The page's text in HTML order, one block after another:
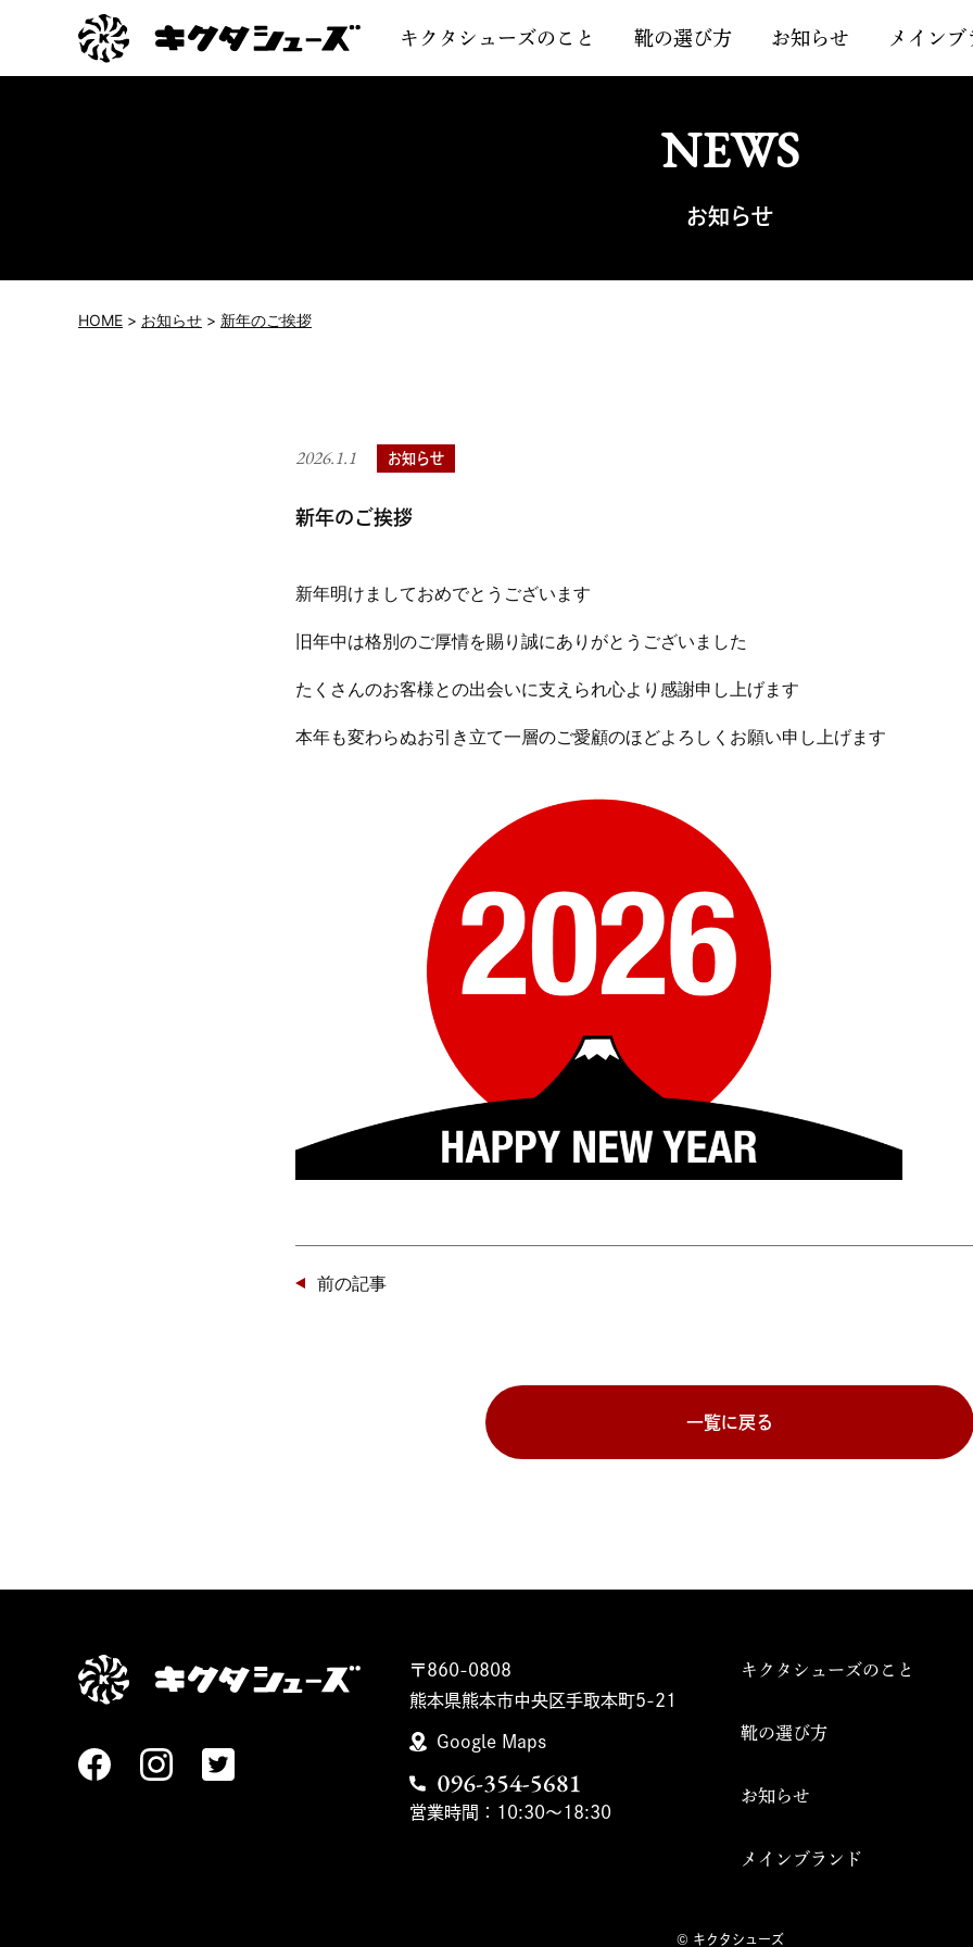
キクタシューズのこと 靴の選び方 お知らせ メインブ
お知らせ
HOME お知らせ 新年のご挨拶
2026.1.1
カ
ゴ
リー:
お知らせ
新年のご挨拶
新年明けましておめでとうございます
旧年中は格別のご厚情を賜り誠にありがとうございました
たくさんのお客様との出会いに支えられ心より感謝申し上げます
本年も変わらぬお引き立て一層のご愛顧のほどよろしくお願い申し上げます
稿前の記事
一覧に戻る
〒860-0808
熊本県熊本市中央区手取本町5-21
Google Maps
営業時間：10:30～18:30
キクタシューズのこと
靴の選び方
お知らせ
メインブランド
© キクタシューズ